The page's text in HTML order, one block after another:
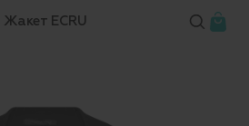
Жакет ECRU